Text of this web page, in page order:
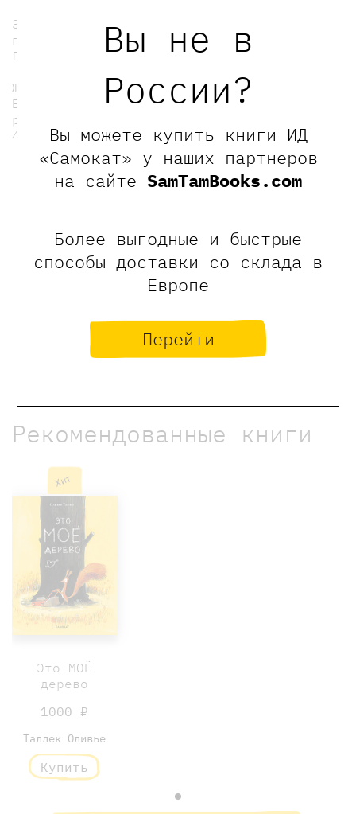
Вы не в
России?
Вы можете купить книги ИД
«Самокат» у наших партнеров
на сайте SamTamBooks.com
Более выгодные и быстрые
способы доставки со склада в
Европе
Перейти
Занятие проведет педагог-
психолог Международной гимназии Сколково
Гаяне Агаян.
Ждем вас!
Билет необходимо приобрести только для
ребенка.
4+
мы в телеграмме
Отзывы
Оставить отзыв
Обращаем Ваше внимание, что отзывы могут
оставлять только зарегистрированные пользователи
Рекомендованные книги
Хит
Это МОЁ
дерево
1000 ₽
Таллек Оливье
Купить